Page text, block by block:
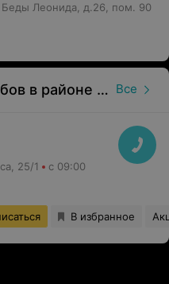
Леонида, д.26, пом. 90
Рентген-диагностика зубов в районе Советский в Минске Все
25/1 с 09:00
В избранное